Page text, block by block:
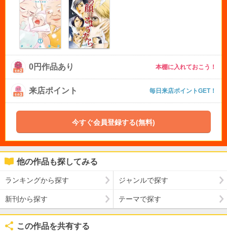
0円作品あり 本棚に入れておこう！
来店ポイント 毎日来店ポイントGET！
今すぐ会員登録する(無料)
他の作品も探してみる
ランキングから探す ジャンルで探す
新刊から探す テーマで探す
この作品を共有する